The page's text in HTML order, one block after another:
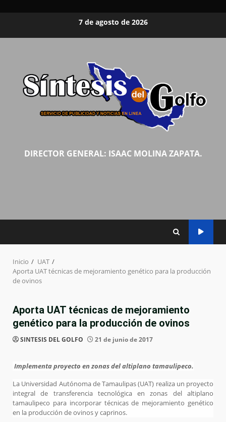
7 de agosto de 2026
DIRECTOR GENERAL: ISAAC MOLINA ZAPATA.
Inicio
UAT
Aporta UAT técnicas de mejoramiento genético para la producción
de ovinos
Aporta UAT técnicas de mejoramiento
genético para la producción de ovinos
SINTESIS DEL GOLFO 21 de junio de 2017
Implementa proyecto en zonas del altiplano tamaulipeco.
La Universidad Autónoma de Tamaulipas (UAT) realiza un proyecto
integral de transferencia tecnológica en zonas del altiplano
tamaulipeco para incorporar técnicas de mejoramiento genético
en la producción de ovinos y caprinos.